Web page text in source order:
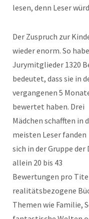
lesen, denn Leser
Der Zuspruch zur
wieder enorm. So
Jurymitglieder 1320
bedeutet, dass sie in
vergangenen 5
bewertet haben. Drei
Mädchen schafften in
meisten Leser fanden
sich in der Gruppe
allein 20 bis 43
Bewertungen pro
realitätsbezogene
Themen wie Familie,